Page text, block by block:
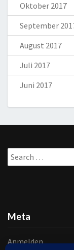
Oktober 2017
September
August 2017
Juli 2017
Juni 2017
Search
for:
Meta
Anmelden